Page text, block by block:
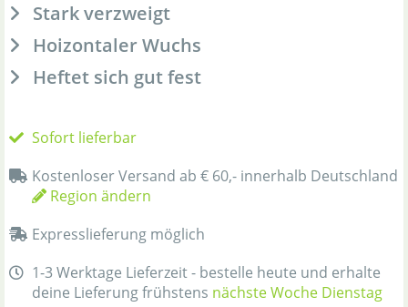
Stark verzweigt
Hoizontaler Wuchs
Heftet sich gut fest
Sofort lieferbar
Kostenloser Versand ab € 60,- innerhalb Deutschland
Region ändern
Expresslieferung möglich
1-3 Werktage Lieferzeit - bestelle heute und erhalte
deine Lieferung frühstens nächste Woche Dienstag